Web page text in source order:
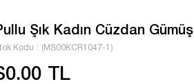
Şık Kadın Cüzdan Gümüş
Kodu (MS00KCR1047-1)
TL